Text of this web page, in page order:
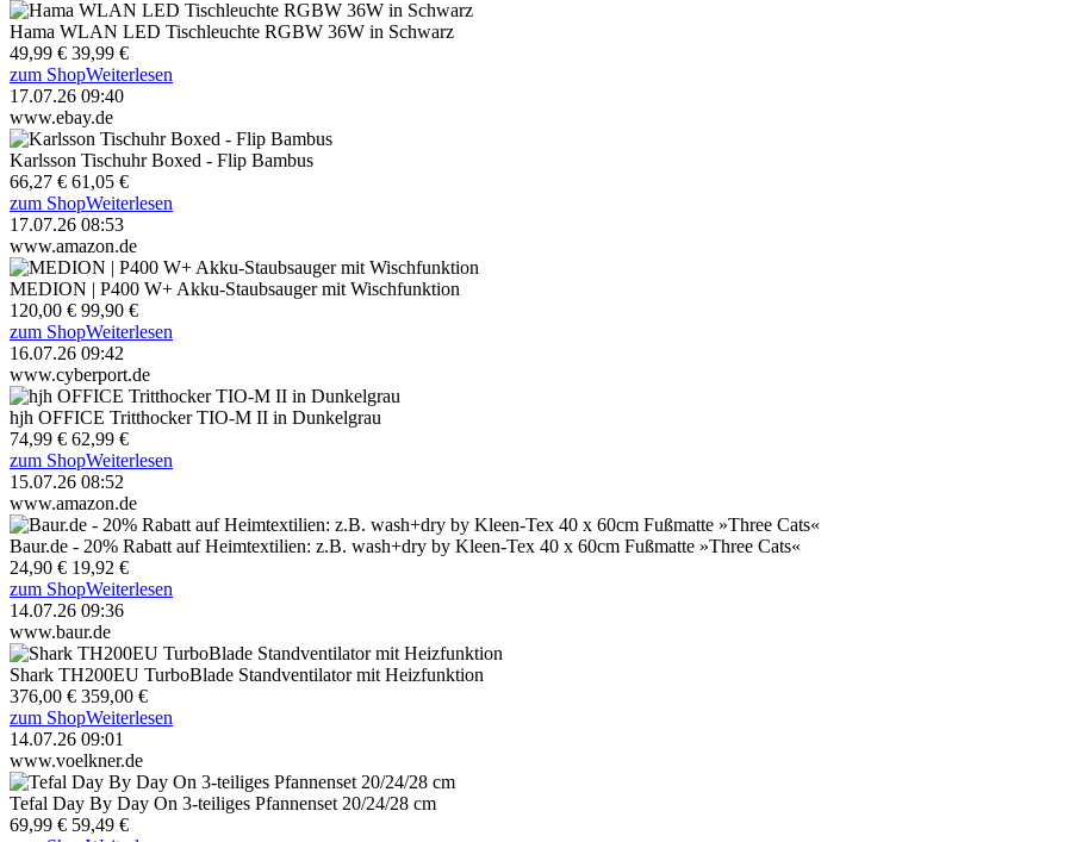
Hama WLAN LED Tischleuchte RGBW 36W in Schwarz
49,99 € 39,99 €
zum ShopWeiterlesen
17.07.26 09:40
www.ebay.de
Karlsson Tischuhr Boxed - Flip Bambus
66,27 € 61,05 €
zum ShopWeiterlesen
17.07.26 08:53
www.amazon.de
MEDION | P400 W+ Akku-Staubsauger mit Wischfunktion
120,00 € 99,90 €
zum ShopWeiterlesen
16.07.26 09:42
www.cyberport.de
hjh OFFICE Tritthocker TIO-M II in Dunkelgrau
74,99 € 62,99 €
zum ShopWeiterlesen
15.07.26 08:52
www.amazon.de
Baur.de - 20% Rabatt auf Heimtextilien: z.B. wash+dry by Kleen-Tex 40 x 60cm Fußmatte »Three Cats«
24,90 € 19,92 €
zum ShopWeiterlesen
14.07.26 09:36
www.baur.de
Shark TH200EU TurboBlade Standventilator mit Heizfunktion
376,00 € 359,00 €
zum ShopWeiterlesen
14.07.26 09:01
www.voelkner.de
Tefal Day By Day On 3-teiliges Pfannenset 20/24/28 cm
69,99 € 59,49 €